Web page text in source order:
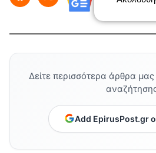
Δείτε περισσότερα άρθρα
Add EpirusPost.gr